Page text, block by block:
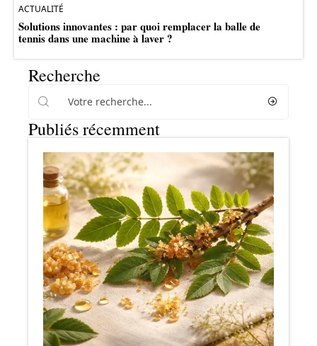
ACTUALITÉ
Solutions innovantes : par quoi remplacer la balle de
tennis dans une machine à laver ?
Recherche
Publiés récemment